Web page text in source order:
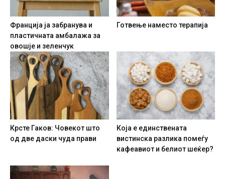
Франција ја забранува и
пластичната амбалажа за
овошје и зеленчук
Готвење наместо терапија
Крсте Гаков: Човекот што
од две даски чуда прави
Која е единствената
вистинска разлика помеѓу
кафеавиот и белиот шеќер?